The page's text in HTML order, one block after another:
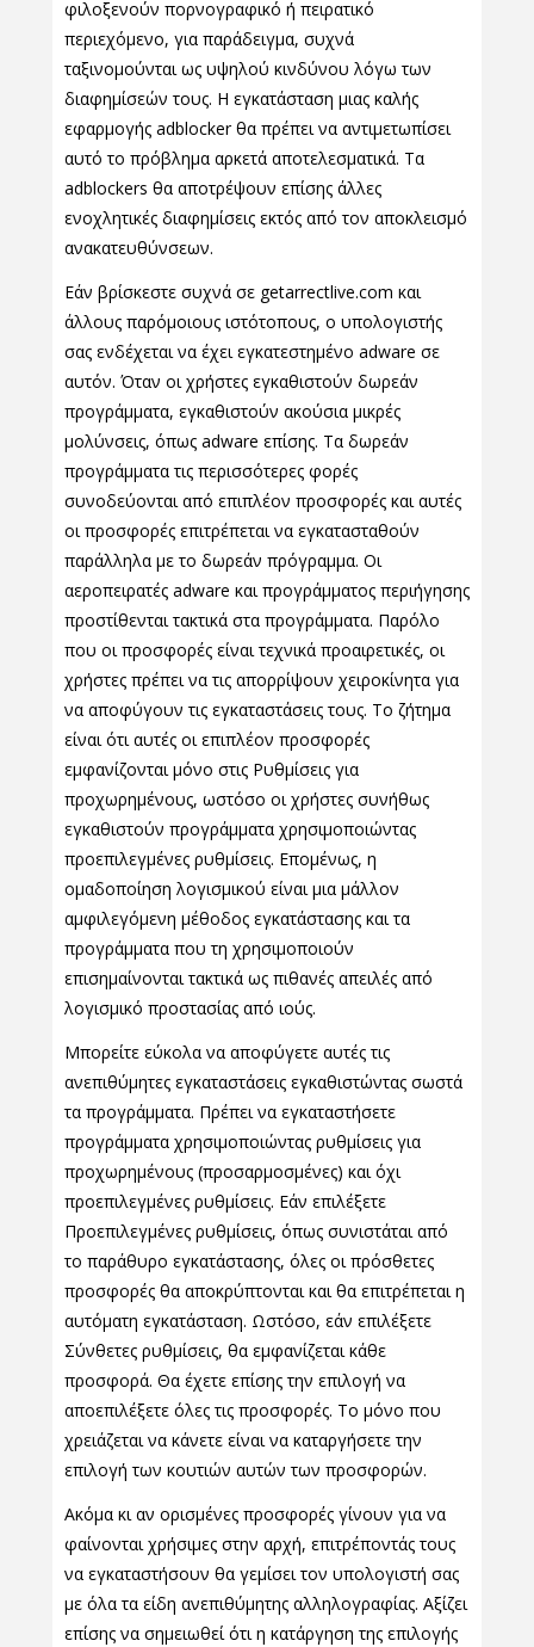
φιλοξενούν πορνογραφικό ή πειρατικό
περιεχόμενο, για παράδειγμα, συχνά
ταξινομούνται ως υψηλού κινδύνου λόγω των
διαφημίσεών τους. Η εγκατάσταση μιας καλής
εφαρμογής adblocker θα πρέπει να αντιμετωπίσει
αυτό το πρόβλημα αρκετά αποτελεσματικά. Τα
adblockers θα αποτρέψουν επίσης άλλες
ενοχλητικές διαφημίσεις εκτός από τον αποκλεισμό
ανακατευθύνσεων.
Εάν βρίσκεστε συχνά σε getarrectlive.com και
άλλους παρόμοιους ιστότοπους, ο υπολογιστής
σας ενδέχεται να έχει εγκατεστημένο adware σε
αυτόν. Όταν οι χρήστες εγκαθιστούν δωρεάν
προγράμματα, εγκαθιστούν ακούσια μικρές
μολύνσεις, όπως adware επίσης. Τα δωρεάν
προγράμματα τις περισσότερες φορές
συνοδεύονται από επιπλέον προσφορές και αυτές
οι προσφορές επιτρέπεται να εγκατασταθούν
παράλληλα με το δωρεάν πρόγραμμα. Οι
αεροπειρατές adware και προγράμματος περιήγησης
προστίθενται τακτικά στα προγράμματα. Παρόλο
που οι προσφορές είναι τεχνικά προαιρετικές, οι
χρήστες πρέπει να τις απορρίψουν χειροκίνητα για
να αποφύγουν τις εγκαταστάσεις τους. Το ζήτημα
είναι ότι αυτές οι επιπλέον προσφορές
εμφανίζονται μόνο στις Ρυθμίσεις για
προχωρημένους, ωστόσο οι χρήστες συνήθως
εγκαθιστούν προγράμματα χρησιμοποιώντας
προεπιλεγμένες ρυθμίσεις. Επομένως, η
ομαδοποίηση λογισμικού είναι μια μάλλον
αμφιλεγόμενη μέθοδος εγκατάστασης και τα
προγράμματα που τη χρησιμοποιούν
επισημαίνονται τακτικά ως πιθανές απειλές από
λογισμικό προστασίας από ιούς.
Μπορείτε εύκολα να αποφύγετε αυτές τις
ανεπιθύμητες εγκαταστάσεις εγκαθιστώντας σωστά
τα προγράμματα. Πρέπει να εγκαταστήσετε
προγράμματα χρησιμοποιώντας ρυθμίσεις για
προχωρημένους (προσαρμοσμένες) και όχι
προεπιλεγμένες ρυθμίσεις. Εάν επιλέξετε
Προεπιλεγμένες ρυθμίσεις, όπως συνιστάται από
το παράθυρο εγκατάστασης, όλες οι πρόσθετες
προσφορές θα αποκρύπτονται και θα επιτρέπεται η
αυτόματη εγκατάσταση. Ωστόσο, εάν επιλέξετε
Σύνθετες ρυθμίσεις, θα εμφανίζεται κάθε
προσφορά. Θα έχετε επίσης την επιλογή να
αποεπιλέξετε όλες τις προσφορές. Το μόνο που
χρειάζεται να κάνετε είναι να καταργήσετε την
επιλογή των κουτιών αυτών των προσφορών.
Ακόμα κι αν ορισμένες προσφορές γίνουν για να
φαίνονται χρήσιμες στην αρχή, επιτρέποντάς τους
να εγκαταστήσουν θα γεμίσει τον υπολογιστή σας
με όλα τα είδη ανεπιθύμητης αλληλογραφίας. Αξίζει
επίσης να σημειωθεί ότι η κατάργηση της επιλογής